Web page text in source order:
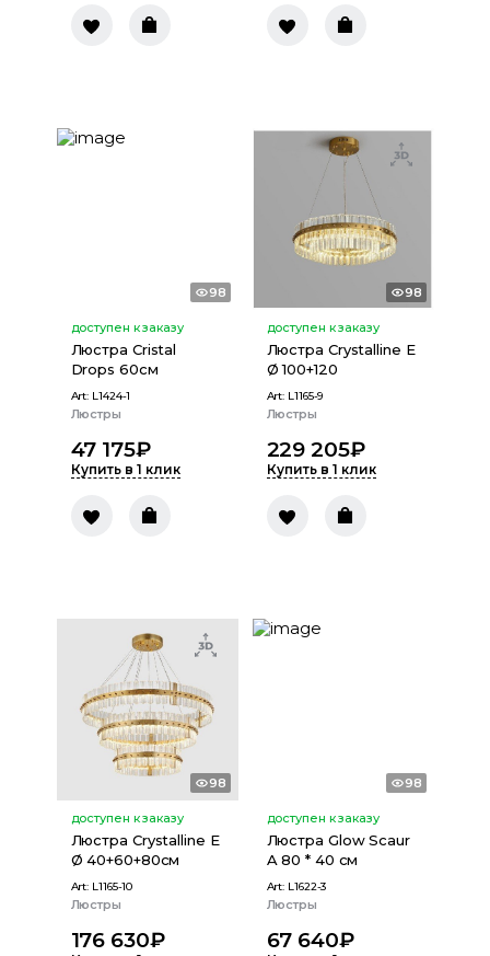
98
доступен к заказу
Люстра Cristal
Drops 60см
Art: L1424-1
Люстры
47 175₽
Купить в 1 клик
98
доступен к заказу
Люстра Crystalline E
Ø 100+120
Art: L1165-9
Люстры
229 205₽
Купить в 1 клик
98
доступен к заказу
Люстра Crystalline E
Ø 40+60+80см
Art: L1165-10
Люстры
176 630₽
98
доступен к заказу
Люстра Glow Scaur
A 80 * 40 см
Art: L1622-3
Люстры
67 640₽